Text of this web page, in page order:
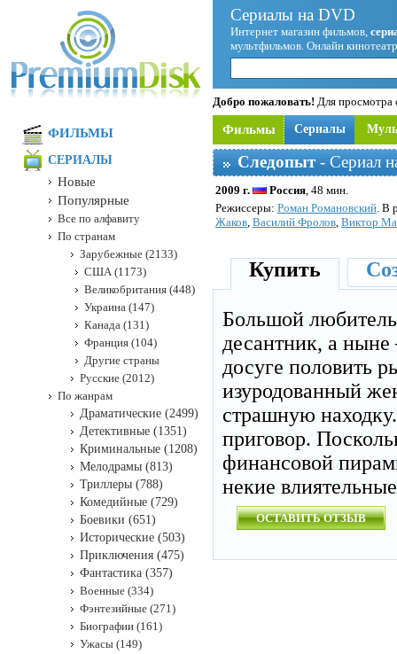
Сериалы на DVD
Интернет магазин фильмов,
мультфильмов. Онлайн
Добро пожаловать! Для просмотра
Фильмы Сериалы
Следопыт- Сериал
2009 г. Россия, 48 мин.
Режисcеры: Роман Романовский. В
Жаков, Василий Фролов, Виктор
Купить
Большой
десантник, а
досуге половить
изуродованный
страшную
приговор.
финансовой
некие
ОСТАВИТЬ ОТЗЫВ
ФИЛЬМЫ
СЕРИАЛЫ
Новые
Популярные
Все по алфавиту
По странам
Зарубежные (2133)
США (1173)
Великобритания (448)
Украина (147)
Канада (131)
Франция (104)
Другие страны
Русские (2012)
По жанрам
Драматические (2499)
Детективные (1351)
Криминальные (1208)
Мелодрамы (813)
Триллеры (788)
Комедийные (729)
Боевики (651)
Исторические (503)
Приключения (475)
Фантастика (357)
Военные (334)
Фэнтезийные (271)
Биографии (161)
Ужасы (149)